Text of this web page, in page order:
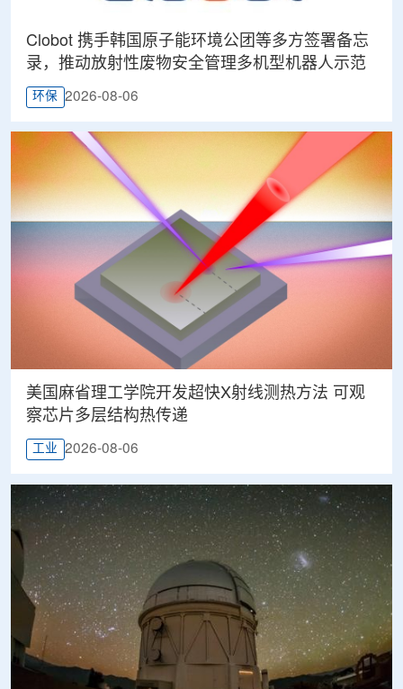
Clobot 携手韩国原子能环境公团等多方签署备忘
录，推动放射性废物安全管理多机型机器人示范
环保 2026-08-06
美国麻省理工学院开发超快X射线测热方法 可观
察芯片多层结构热传递
工业 2026-08-06